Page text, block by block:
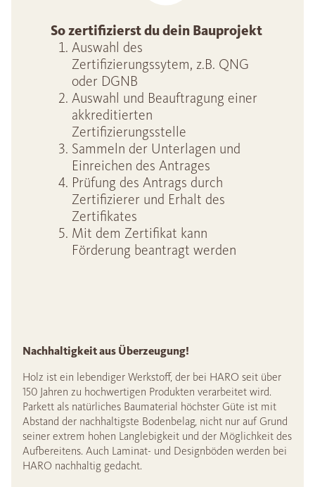
So zertifizierst du dein Bauprojekt
Auswahl des
Zertifizierungssytem, z.B. QNG
oder DGNB
Auswahl und Beauftragung einer
akkreditierten
Zertifizierungsstelle
Sammeln der Unterlagen und
Einreichen des Antrages
Prüfung des Antrags durch
Zertifizierer und Erhalt des
Zertifikates
Mit dem Zertifikat kann
Förderung beantragt werden
Nachhaltigkeit aus Überzeugung!
Holz ist ein lebendiger Werkstoff, der bei HARO seit über
150 Jahren zu hochwertigen Produkten verarbeitet wird.
Parkett als natürliches Baumaterial höchster Güte ist mit
Abstand der nachhaltigste Bodenbelag, nicht nur auf Grund
seiner extrem hohen Langlebigkeit und der Möglichkeit des
Aufbereitens. Auch Laminat- und Designböden werden bei
HARO nachhaltig gedacht.